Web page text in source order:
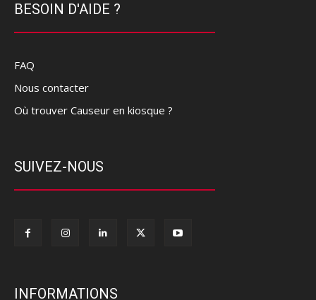
BESOIN D'AIDE ?
FAQ
Nous contacter
Où trouver Causeur en kiosque ?
SUIVEZ-NOUS
INFORMATIONS